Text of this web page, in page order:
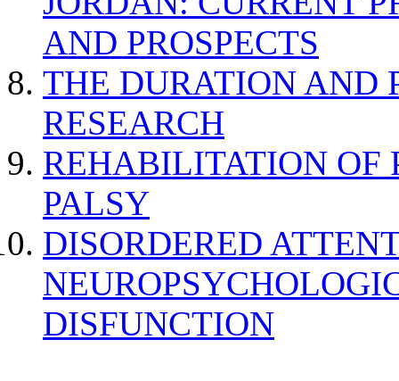
AND PROSPECTS
THE DURATION AND
RESEARCH
REHABILITATION OF
PALSY
DISORDERED
DISFUNCTION